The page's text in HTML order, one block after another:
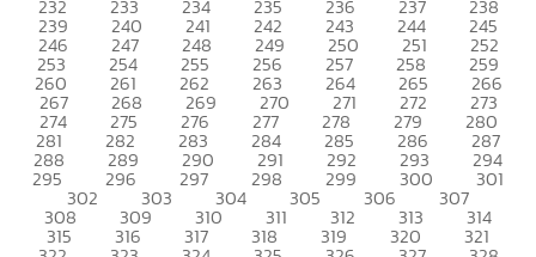
232 233 234 235 236 237 238
239 240 241 242 243 244 245
246 247 248 249 250 251 252
253 254 255 256 257 258 259
260 261 262 263 264 265 266
267 268 269 270 271 272 273
274 275 276 277 278 279 280
281 282 283 284 285 286 287
288 289 290 291 292 293 294
295 296 297 298 299 300 301
302 303 304 305 306 307
308 309 310 311 312 313 314
315 316 317 318 319 320 321